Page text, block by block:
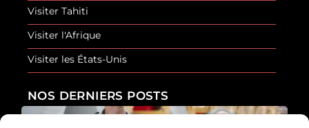
Visiter Tahiti
Visiter l'Afrique
Visiter les États-Unis
NOS DERNIERS POSTS